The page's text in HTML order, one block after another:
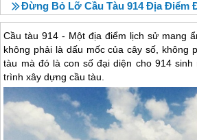
Đừng Bỏ Lỡ Cầu Tàu 914 Địa Điểm Đầu Tiên Đặt
Cầu tàu 914 - Một địa điểm lịch sử mang
không phải là dấu mốc của cây số, không
tàu mà đó là con số đại diện cho 914
trình xây dựng cầu tàu.